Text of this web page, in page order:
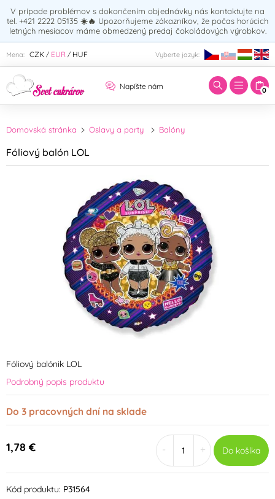
V prípade problémov s dokončením objednávky nás kontaktujte na
tel. +421 2222 05135 ☀️🔥 Upozorňujeme zákazníkov, že počas horúcich
letných mesiacov máme obmedzený predaj čokoládových výrobkov.
Mena: CZK / EUR / HUF Vyberte jazyk:
Napíšte nám 0
Zadajte hľadaný výraz:
Domovská stránka Oslavy a party Balóny
Fóliový balón LOL
Fóliový balónik LOL
Podrobný popis produktu
Do 3 pracovných dní na sklade
1,78 € + Do košíka
Kód produktu: P31564